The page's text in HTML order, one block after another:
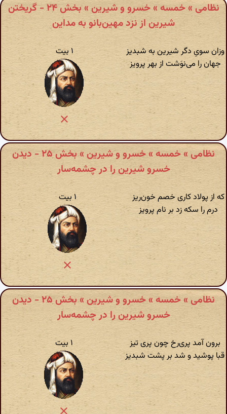
نظامی » خمسه » خسرو و شیرین » بخش ۲۴ - گریختن
شیرین از نزد مهین‌بانو به مداین
وزان سوی‌ِ دگر شیرین به شبدیز
جهان را می‌نوَشت از بهر پرویز
۱ بیت
نظامی » خمسه » خسرو و شیرین » بخش ۲۵ - دیدن
خسرو شیرین را در چشمه‌سار
که از پولاد کاری خصم خون‌ریز
درم را سکه زد بر نام پرویز
۱ بیت
نظامی » خمسه » خسرو و شیرین » بخش ۲۵ - دیدن
خسرو شیرین را در چشمه‌سار
برون آمد پری‌رخ چون پری تیز
قبا پوشید و شد بر پشت شبدیز
۱ بیت